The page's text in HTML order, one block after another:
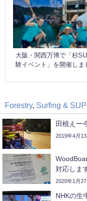
大阪・関西万博で「杉
験イベント」を開催しま
Forestry, Surfing & SUP
田植えー
2019年4月13
対応しま
2020年1月27
NHKの生